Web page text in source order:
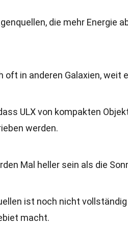
die mehr Energie
oft in anderen Galaxien,
ULX von kompakten
werden.
Mal heller sein als die
ist noch nicht
macht.